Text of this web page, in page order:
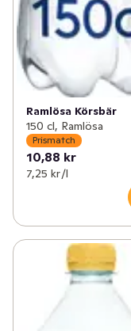
Ramlösa Körsbär
150 cl, Ramlösa
Prismatch
10,88 kr
7,25 kr /l